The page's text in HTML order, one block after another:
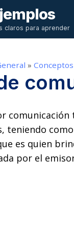
claros para aprender
» Conceptos
comunicación
teniendo
es quien
por el